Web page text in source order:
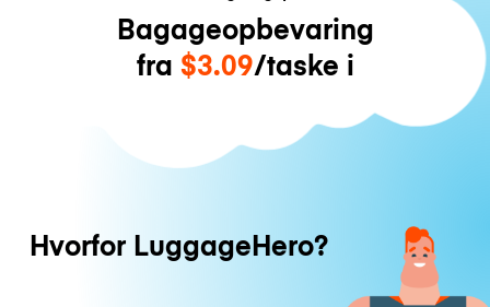
Bagageopbevaring
fra $3.09/taske i
Hvorfor LuggageHero?